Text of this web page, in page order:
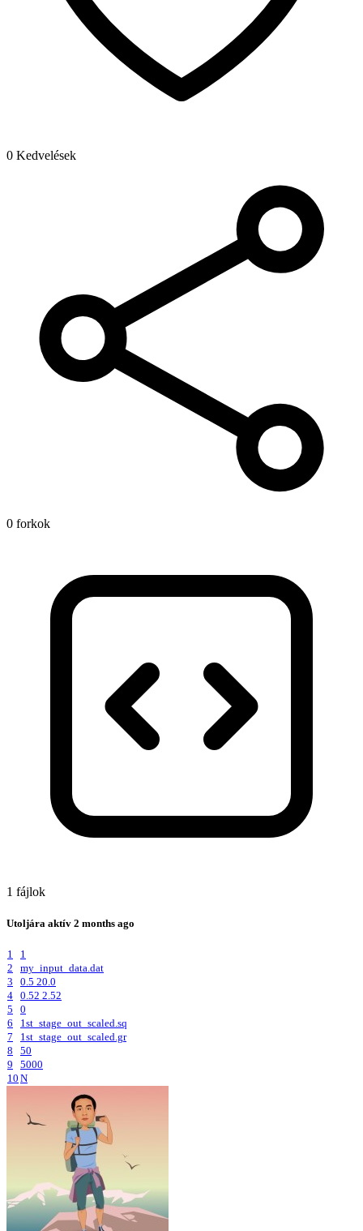
0 Kedvelések
0 forkok
1 fájlok
Utoljára aktív 2 months ago
1
1
2
my_input_data.dat
3
0.5 20.0
4
0.52 2.52
5
0
6
1st_stage_out_scaled.sq
7
1st_stage_out_scaled.gr
8
50
9
5000
10 N